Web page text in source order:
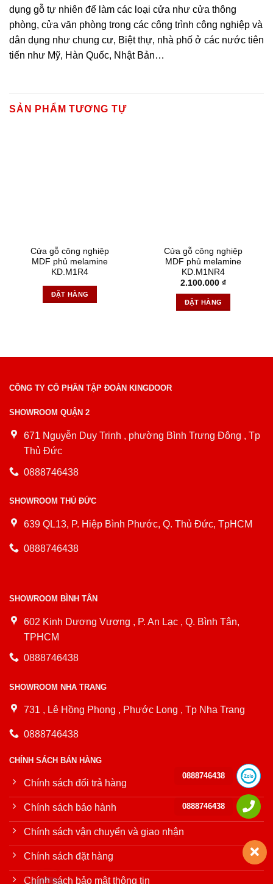
dụng gỗ tự nhiên để làm các loại cửa như cửa thông
phòng, cửa văn phòng trong các công trình công nghiệp và
dân dụng như chung cư, Biệt thự, nhà phố ở các nước tiên
tiến như Mỹ, Hàn Quốc, Nhật Bản…
SẢN PHẨM TƯƠNG TỰ
Cửa gỗ công nghiệp
MDF phủ melamine
KD.M1R4
ĐẶT HÀNG
Cửa gỗ công nghiệp
MDF phủ melamine
KD.M1NR4
2.100.000 ₫
ĐẶT HÀNG
CÔNG TY CỔ PHẦN TẬP ĐOÀN KINGDOOR
SHOWROOM QUẬN 2
671 Nguyễn Duy Trinh , phường Bình Trưng Đông , Tp
Thủ Đức
0888746438
SHOWROOM THỦ ĐỨC
639 QL13, P. Hiệp Bình Phước, Q. Thủ Đức, TpHCM
0888746438
SHOWROOM BÌNH TÂN
602 Kinh Dương Vương , P. An Lạc , Q. Bình Tân,
TPHCM
0888746438
SHOWROOM NHA TRANG
731 , Lê Hồng Phong , Phước Long , Tp Nha Trang
0888746438
CHÍNH SÁCH BÁN HÀNG
Chính sách đổi trả hàng
Chính sách bảo hành
Chính sách vận chuyển và giao nhận
Chính sách đặt hàng
Chính sách bảo mật thông tin
0888746438
0888746438